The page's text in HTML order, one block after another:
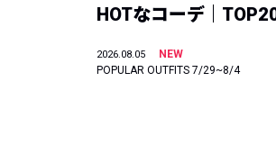
HOTなコーデ｜
2026.08.05
NEW
POPULAR OUTFITS 7/29~8/4